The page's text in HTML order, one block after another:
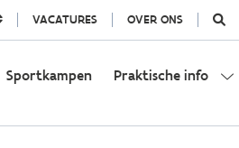
VACATURES OVER ONS
Sportkampen Praktische info